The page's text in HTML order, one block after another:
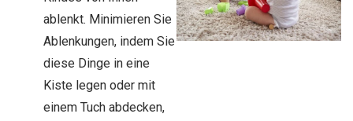
ablenkt. Minimieren Sie
Ablenkungen, indem Sie
diese Dinge in eine
Kiste legen oder mit
einem Tuch abdecken,